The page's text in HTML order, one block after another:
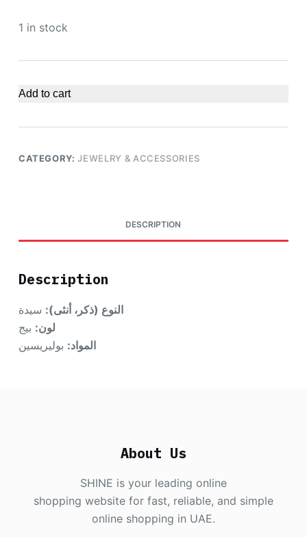
1 in stock
Add to cart
CATEGORY:JEWELRY & ACCESSORIES
DESCRIPTION
Description
النوع (ذكر، أنثى): سيدة
لون: بيج
المواد: بوليريسين
About Us
SHINE is your leading online
shopping website for fast, reliable, and simple
online shopping in UAE.